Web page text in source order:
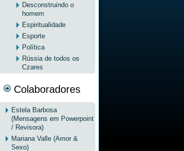
Desconstruindo o
homem
Espiritualidade
Esporte
Política
Rússia de todos os
Czares
Colaboradores
Estela Barbosa
(Mensagens em Powerpoint
/ Revisora)
Mariana Valle (Amor &
Sexo)